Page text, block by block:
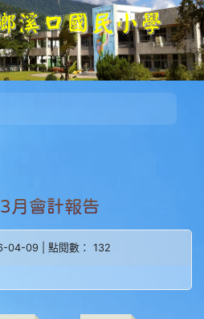
月會計報告
04-09 | 點閱數： 132